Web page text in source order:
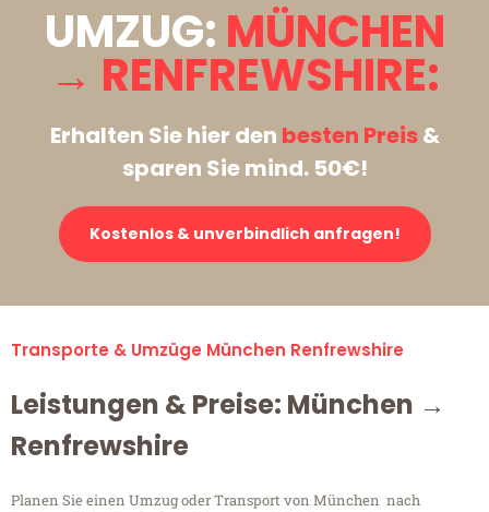
UMZUG: MÜNCHEN
→ RENFREWSHIRE:
Erhalten Sie hier den besten Preis&
sparen Sie mind. 50€!
Kostenlos & unverbindlich anfragen!
Transporte & Umzüge München Renfrewshire
Leistungen & Preise: München →
Renfrewshire
Planen Sie einen Umzug oder Transport von München nach